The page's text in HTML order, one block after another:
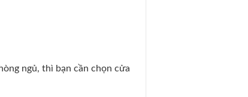
ngủ, thì bạn cần chọn cửa